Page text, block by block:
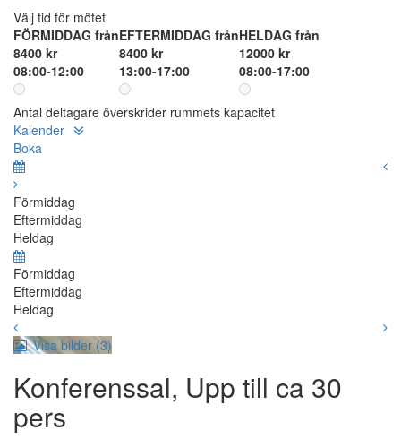
Välj tid för mötet
FÖRMIDDAG från
8400 kr
08:00-12:00
EFTERMIDDAG från
8400 kr
13:00-17:00
HELDAG från
12000 kr
08:00-17:00
Antal deltagare överskrider rummets kapacitet
Kalender
Boka
Förmiddag
Eftermiddag
Heldag
Förmiddag
Eftermiddag
Heldag
Visa bilder (3)
Konferenssal, Upp till ca 30
pers